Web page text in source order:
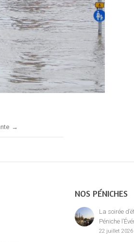
NOS PÉNICHES
La soirée
Péniche
22 juillet 2026